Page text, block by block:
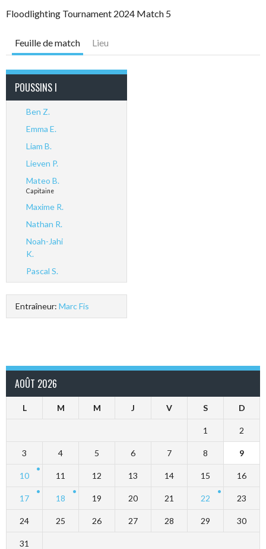
Floodlighting Tournament 2024 Match 5
Feuille de match Lieu
POUSSINS I
Ben Z.
Emma E.
Liam B.
Lieven P.
Mateo B.
Capitaine
Maxime R.
Nathan R.
Noah-Jahi
K.
Pascal S.
Entraîneur: Marc Fis
AOÛT 2026
L M M J V S D
1 2
3 4 5 6 7 8 9
10 11 12 13 14 15 16
17 18 19 20 21 22 23
24 25 26 27 28 29 30
31